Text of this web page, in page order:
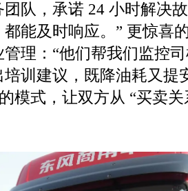
队，承诺 24 小时解决
能及时响应。” 更惊喜
理：“他们帮我们监控
训建议，既降油耗又提
模式，让双方从 “买卖